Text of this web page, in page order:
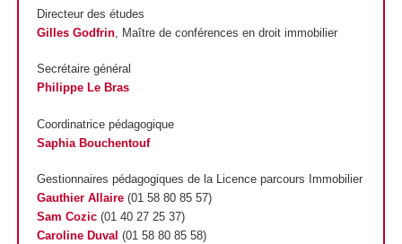
Directeur des études
Gilles Godfrin, Maître de conférences en droit immobilier
Secrétaire général
Philippe Le Bras
Coordinatrice pédagogique
Saphia Bouchentouf
Gestionnaires pédagogiques de la Licence parcours Immobilier
Gauthier Allaire (01 58 80 85 57)
Sam Cozic (01 40 27 25 37)
Caroline Duval (01 58 80 85 58)